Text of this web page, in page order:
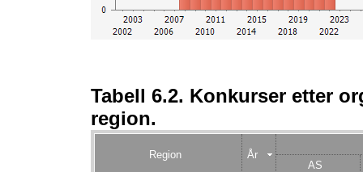
Tabell 6.2. Konkurser etter
region.
Region
År
AS